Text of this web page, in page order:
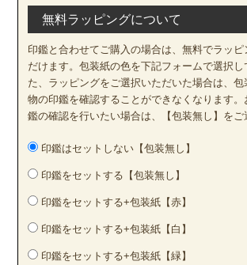
無料ラッピングについて
印鑑と合わせてご購入の場合は、無料でラッ
だけます。包装紙の色を下記フォームで選択し
た、ラッピングをご選択いただいた場合は、
物の印鑑を確認することができなくなります。
鑑の確認を行いたい場合は、【包装無し】をご
印鑑はセットしない【包装無し】
印鑑をセットする【包装無し】
印鑑をセットする+包装紙【赤】
印鑑をセットする+包装紙【白】
印鑑をセットする+包装紙【緑】